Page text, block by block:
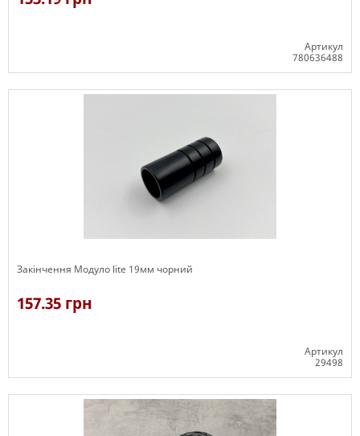
Артикул
780636488
Закінчення Модуло lite 19мм чорний
157.35 грн
Артикул
29498